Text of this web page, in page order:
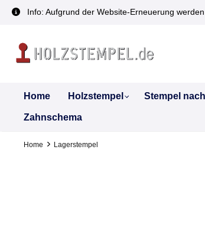
springen
Info: Aufgrund der Website-Erneuerung
Home Holzstempel Stempel
Zahnschema
Home Lagerstempel